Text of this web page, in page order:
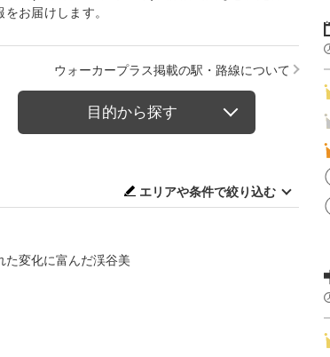
お届けします。
ウォーカープラス掲載の駅・路線について
目的から探す
エリアや条件で絞り込む
た変化に富んだ渓谷美